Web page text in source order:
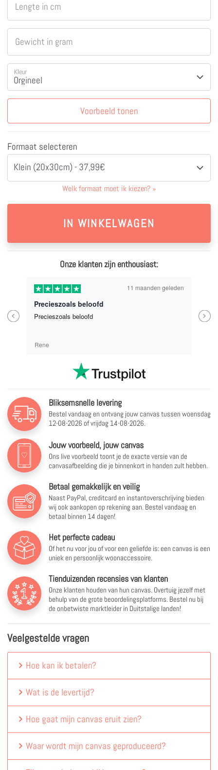
Lengte in cm
Gewicht in gram
Kleur
Voorbeeld tonen
Formaat selecteren
Klein (20x30cm) - 37,99€
Welk formaat moet ik kiezen? »
Onze klanten zijn enthousiast:
Previous
11 maanden geleden
Precieszoals beloofd
Precieszoals beloofd
Rene
Next
Bliksemsnelle levering
Bestel vandaag en ontvang jouw canvas tussen woensdag
12-08-2026 of vrijdag 14-08-2026.
Jouw voorbeeld, jouw canvas
Ons live voorbeeld toont je de exacte versie van de
canvasafbeelding die je binnenkort in handen zult hebben.
Betaal gemakkelijk en veilig
Naast PayPal, creditcard en instantoverschrijving bieden
wij ook aankopen op rekening aan. Bestel vandaag en
betaal binnen 14 dagen!
Het perfecte cadeau
Of het nu voor jou of voor een geliefde is: een canvas is een
uniek en persoonlijk woonaccessoire.
Tienduizenden recensies van klanten
Onze klanten houden van hun canvas. Overtuig jezelf met
behulp van de grote beoordelingsplatforms. Bestel nu bij
de onbetwiste marktleider in Duitstalige landen!
Veelgestelde vragen
Hoe kan ik betalen?
Wat is de levertijd?
Hoe gaat mijn canvas eruit zien?
Waar wordt mijn canvas geproduceerd?